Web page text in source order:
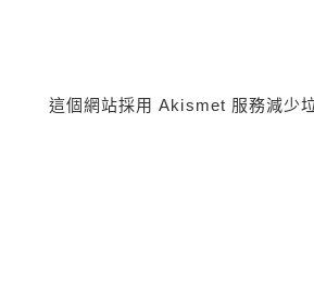
這個網站採用 Akismet 服務減少